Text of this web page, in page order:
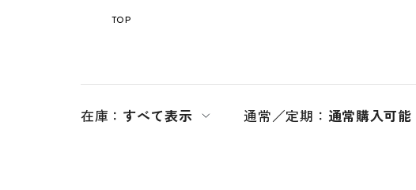
TOP
在庫： すべて表示 通常／定期： 通常購入可能